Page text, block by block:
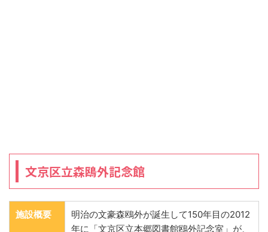
文京区立森鴎外記念館
施設概要
明治の文豪森鴎外が誕生して150年目の2012
年に「文京区立本郷図書館鴎外記念室」が、